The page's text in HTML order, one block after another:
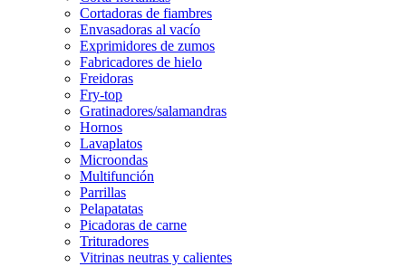
Cortadoras de fiambres
Envasadoras al vacío
Exprimidores de zumos
Fabricadores de hielo
Freidoras
Fry-top
Gratinadores/salamandras
Hornos
Lavaplatos
Microondas
Multifunción
Parrillas
Pelapatatas
Picadoras de carne
Trituradores
Vitrinas neutras y calientes